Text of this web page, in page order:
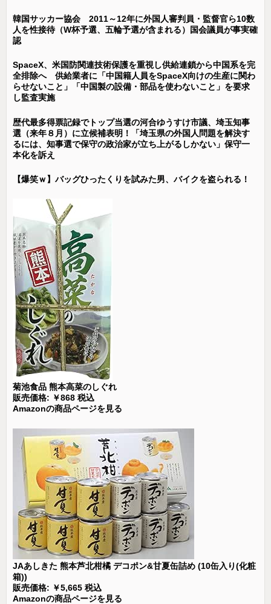
韓国サッカー協会 2011～12年に外国人審判員・監督官ら10数
人を性接待（W杯予選、五輪予選が含まれる）国会議員が事実確
認
SpaceX、米国防関連技術保護を重視し供給連鎖から中国系を完
全排除へ 供給業者に「中国籍人員をSpaceX向けの生産に関わ
らせないこと」「中国製の設備・部品を使わないこと」を要求
し監査実施
歴代最多得票記録でトップ当選の河合ゆうすけ市議、埼玉知事
選（来年８月）に立候補表明！「埼玉県の外国人問題を解決す
るには、知事選で保守の政治家が立ち上がるしかない」保守一
本化を訴え
【爆笑ｗ】バッグひったくりを試みた男、バイクを盗られる！
菊池食品 熊本高菜のしぐれ
販売価格: ￥868 税込
Amazonの商品ページを見る
JAあしきた 熊本芦北柑橘 デコポン&甘夏缶詰め (10缶入り(化粧
箱))
販売価格: ￥5,665 税込
Amazonの商品ページを見る